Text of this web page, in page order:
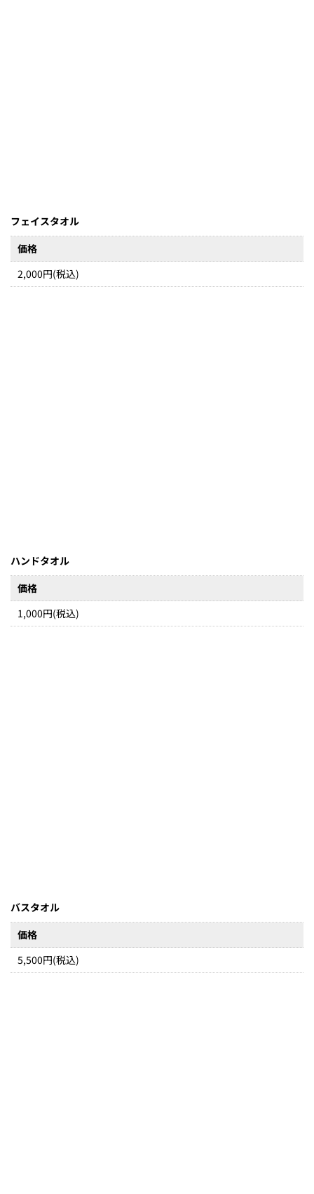
フェイスタオル
価格
2,000円(税込)
ハンドタオル
価格
1,000円(税込)
バスタオル
価格
5,500円(税込)